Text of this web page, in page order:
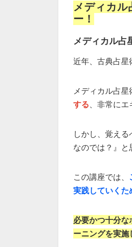
メディカル
ー！
メディカル占
近年、古典占星
メディカル占星
する、非常にエ
しかし、覚え
なのでは？』と
この講座では、
実践していくた
必要かつ十分
ーニングを実施